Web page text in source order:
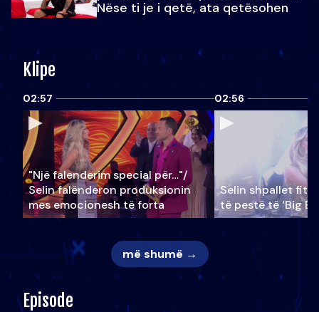
Nëse ti je i qetë, ata qetësohen
Klipe
02:57
"Një falenderim special për…"/
Selin falënderon produksionin
mes emocionesh të forta
02:56
Selin shpallet
të pestë të ‘Big
më shumë →
Episode